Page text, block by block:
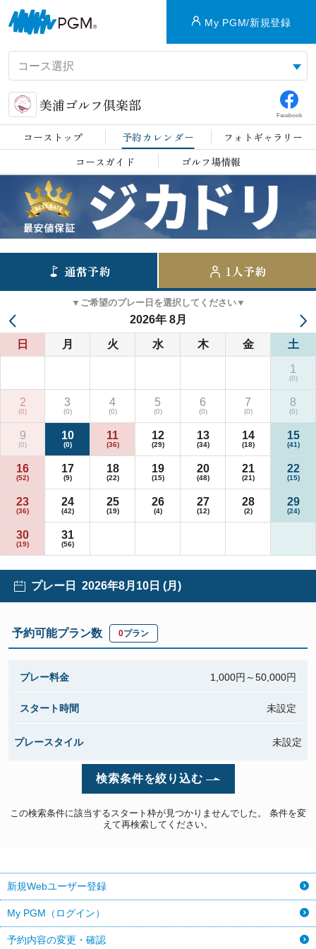
My PGM/新規登録
美浦ゴルフ倶楽部
Facebook
コーストップ 予約カレンダー
フォトギャラリー
コースガイド
ゴルフ場情報
通常予約 1人予約
▼ご希望のプレー日を選択してください▼
2026年 8月
日 月 火 水 木 金 土
1
2 3 4 5 6 7 8
9 10 11 12 13 14 15
16 17 18 19 20 21 22
23 24 25 26 27 28 29
30 31
プレー日 2026年8月10日 (月)
予約可能プラン数 0プラン
プレー料金 1,000円～50,000円
スタート時間 未設定
プレースタイル 未設定
検索条件を絞り込む
この検索条件に該当するスタート枠が見つかりませんでした。 条件を変
えて再検索してください。
新規Webユーザー登録
My PGM（ログイン）
予約内容の変更・確認